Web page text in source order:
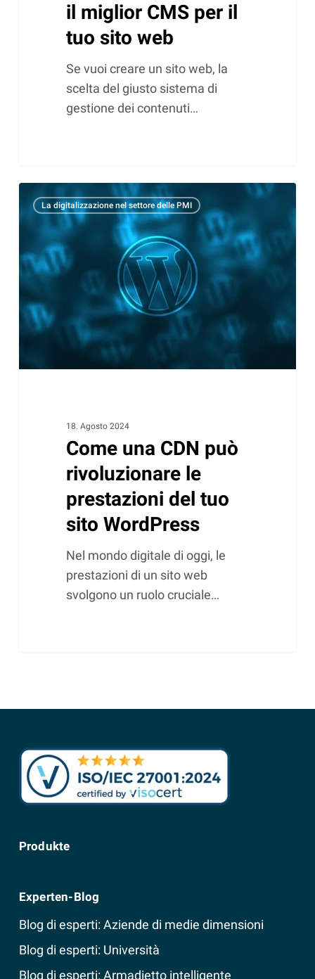
il miglior CMS per il
tuo sito web
Se vuoi creare un sito web, la
scelta del giusto sistema di
gestione dei contenuti…
Come
una
può
rivoluzionare
le
prestazioni
del
sito
La digitalizzazione nel settore delle PMI
18. Agosto 2024
Come una CDN può
rivoluzionare le
prestazioni del tuo
sito WordPress
Nel mondo digitale di oggi, le
prestazioni di un sito web
svolgono un ruolo cruciale…
Produkte
Experten-Blog
Blog di esperti: Aziende di medie dimensioni
Blog di esperti: Università
Blog di esperti: Armadietto intelligente